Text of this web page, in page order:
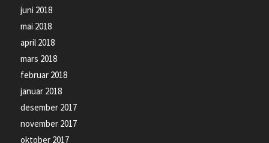
juni 2018
mai 2018
april 2018
mars 2018
februar 2018
januar 2018
desember 2017
november 2017
oktober 2017